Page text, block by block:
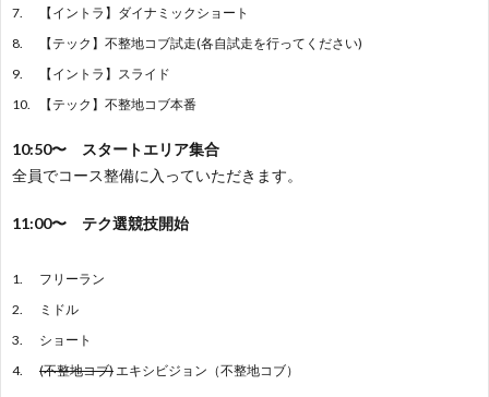
【イントラ】ダイナミックショート
【テック】不整地コブ試走(各自試走を行ってください)
【イントラ】スライド
【テック】不整地コブ本番
10:50〜 スタートエリア集合
全員でコース整備に入っていただきます。
11:00〜 テク選競技開始
フリーラン
ミドル
ショート
(不整地コブ) エキシビジョン（不整地コブ）